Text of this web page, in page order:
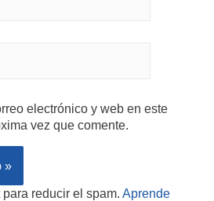
electrónico y web en este
vez que comente.
reducir el spam. Aprende